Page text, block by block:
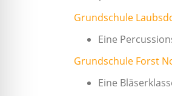
Grundschule
Eine
Grundschule Forst
Eine